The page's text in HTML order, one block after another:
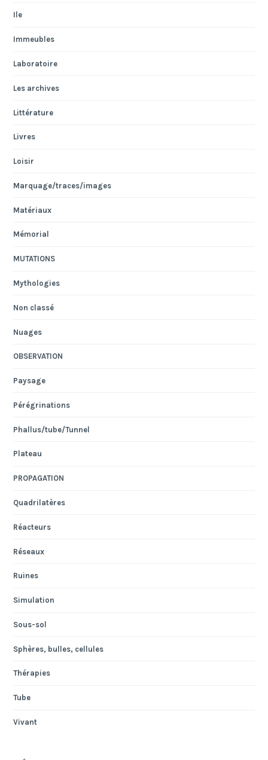
Ile
Immeubles
Laboratoire
Les archives
Littérature
Livres
Loisir
Marquage/traces/images
Matériaux
Mémorial
MUTATIONS
Mythologies
Non classé
Nuages
OBSERVATION
Paysage
Pérégrinations
Phallus/tube/Tunnel
Plateau
PROPAGATION
Quadrilatères
Réacteurs
Réseaux
Ruines
Simulation
Sous-sol
Sphères, bulles, cellules
Thérapies
Tube
Vivant